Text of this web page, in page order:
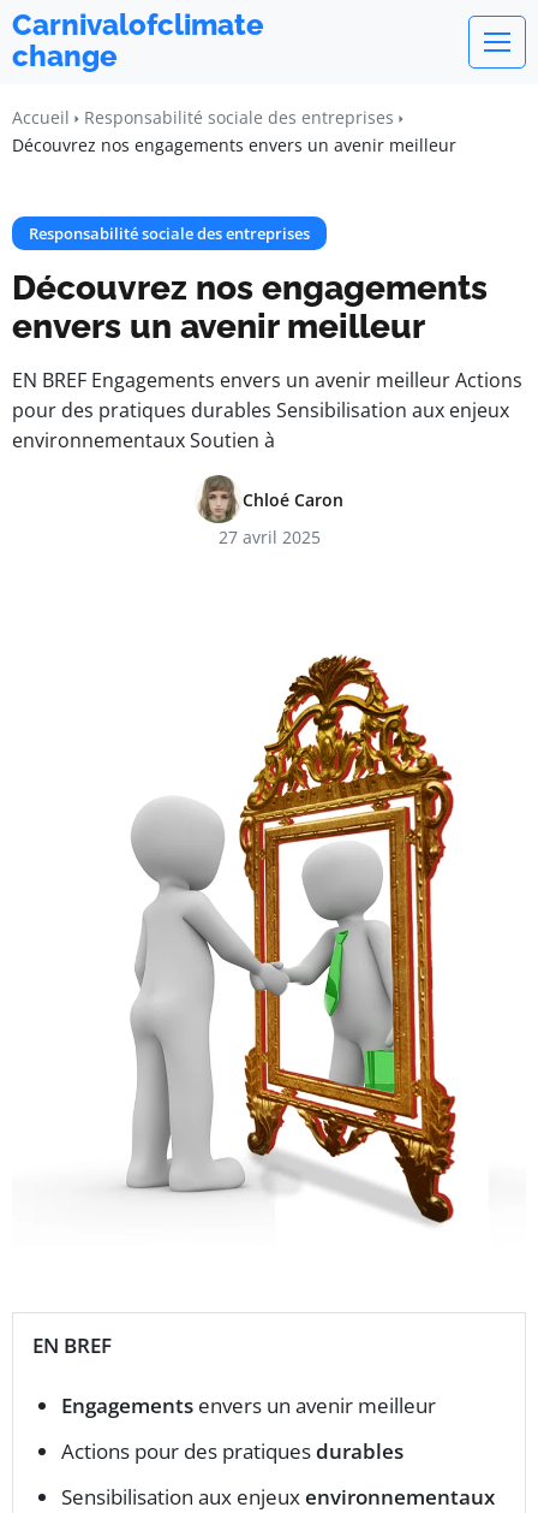
Carnivalofclimate
change
Accueil
Responsabilité sociale des entreprises
Découvrez nos engagements envers un avenir meilleur
Responsabilité sociale des entreprises
Découvrez nos engagements
envers un avenir meilleur
EN BREF Engagements envers un avenir meilleur Actions
pour des pratiques durables Sensibilisation aux enjeux
environnementaux Soutien à
Chloé Caron
27 avril 2025
EN BREF
Engagements envers un avenir meilleur
Actions pour des pratiquesdurables
Sensibilisation aux enjeuxenvironnementaux